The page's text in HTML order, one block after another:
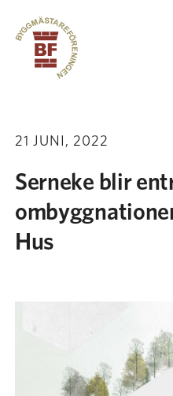
Medlemstjänster
Evenemang
21 JUNI, 2022
Serneke blir
Hus